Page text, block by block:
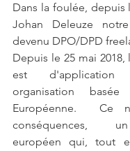
Dans la foulée, depuis
Johan Deleuze
devenu DPO/DPD
Depuis le 25 mai 2018,
est
organisation
Européenne.  Ce
conséquences,
européen qui, tout